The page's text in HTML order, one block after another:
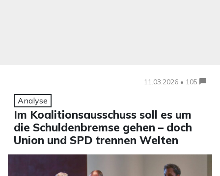
11.03.2026 • 105
Analyse
Im Koalitionsausschuss soll es um
die Schuldenbremse gehen – doch
Union und SPD trennen Welten